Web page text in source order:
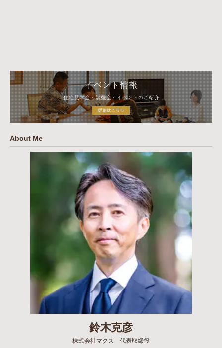
About Me
鈴木克彦
株式会社マクス 代表取締役